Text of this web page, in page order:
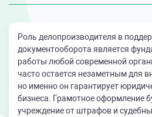
Роль делопроизводителя в
документооборота является
работы любой современной
часто остается незаметным для
но именно он гарантирует
бизнеса. Грамотное оформление
учреждение от штрафов и